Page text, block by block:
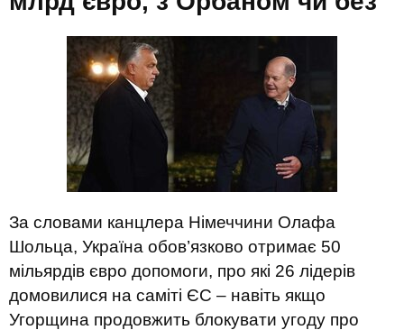
За словами канцлера Німеччини Олафа
Шольца, Україна обов’язково отримає 50
мільярдів євро допомоги, про які 26 лідерів
домовилися на саміті ЄС – навіть якщо
Угорщина продовжить блокувати угоду про